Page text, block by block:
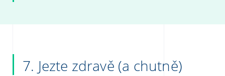
7. Jezte zdravě (a chutně)